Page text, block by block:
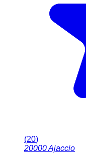
(20)
20000Ajaccio